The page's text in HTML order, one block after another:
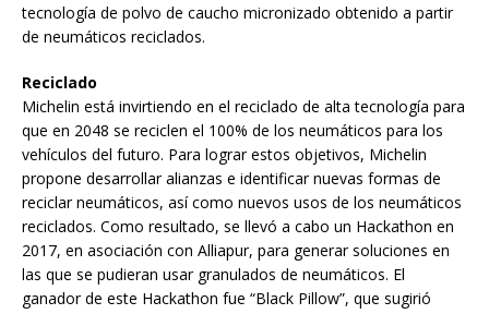
tecnología de polvo de caucho micronizado obtenido a partir
de neumáticos reciclados.
Reciclado
Michelin está invirtiendo en el reciclado de alta tecnología para
que en 2048 se reciclen el 100% de los neumáticos para los
vehículos del futuro. Para lograr estos objetivos, Michelin
propone desarrollar alianzas e identificar nuevas formas de
reciclar neumáticos, así como nuevos usos de los neumáticos
reciclados. Como resultado, se llevó a cabo un Hackathon en
2017, en asociación con Alliapur, para generar soluciones en
las que se pudieran usar granulados de neumáticos. El
ganador de este Hackathon fue “Black Pillow”, que sugirió